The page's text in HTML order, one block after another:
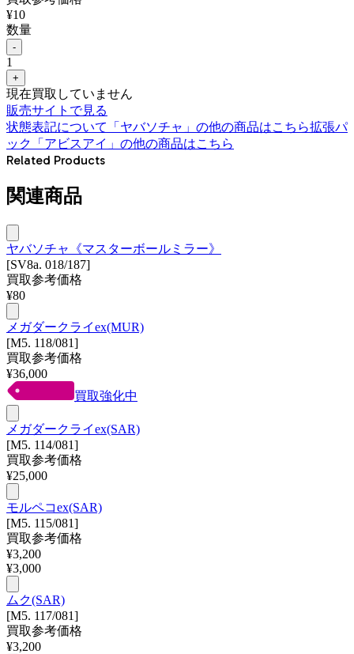
¥10
数量
-
1
+
現在買取していません
販売サイトで見る
状態表記について
「 ヤバソチャ 」の他の商品はこちら拡張パ
ック「アビスアイ」 の他の商品はこちら
Related Products
関連商品
ヤバソチャ《マスターボールミラー》
[SV8a. 018/187]
買取参考価格
¥80
メガダークライex(MUR)
[M5. 118/081]
買取参考価格
¥36,000
買取強化中
メガダークライex(SAR)
[M5. 114/081]
買取参考価格
¥25,000
モルペコex(SAR)
[M5. 115/081]
買取参考価格
¥3,200
¥3,000
ムク(SAR)
[M5. 117/081]
買取参考価格
¥3,200